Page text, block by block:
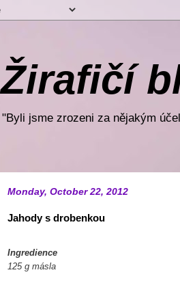
Žirafičí
"Byli jsme zrozeni za nějakým
Monday, October 22, 2012
Jahody s drobenkou
Ingredience
125 g másla